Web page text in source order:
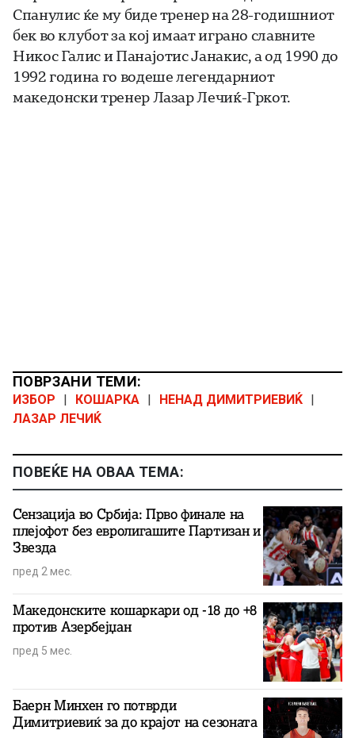
Спанулис ќе му биде тренер на 28-годишниот
бек во клубот за кој имаат играно славните
Никос Галис и Панајотис Јанакис, а од 1990 до
1992 година го водеше легендарниот
македонски тренер Лазар Лечиќ-Гркот.
ПОВРЗАНИ ТЕМИ:
ИЗБОР | КОШАРКА | НЕНАД ДИМИТРИЕВИЌ |
ЛАЗАР ЛЕЧИЌ
ПОВЕЌЕ НА ОВАА ТЕМА:
Сензација во Србија: Прво финале на
плејофот без евролигашите Партизан и
Звезда
пред 2 мес.
Македонските кошаркари од -18 до +8
против Азербејџан
пред 5 мес.
Баерн Минхен го потврди
Димитриевиќ за до крајот на сезоната